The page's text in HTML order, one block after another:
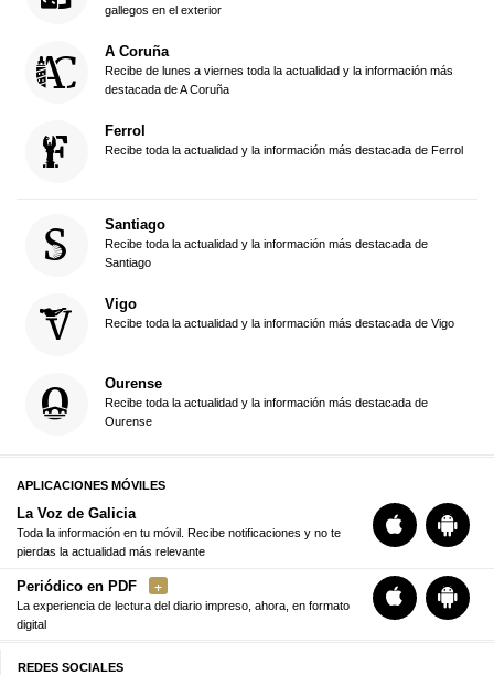
gallegos en el exterior
A Coruña
Recibe de lunes a viernes toda la actualidad y la información más
destacada de A Coruña
Ferrol
Recibe toda la actualidad y la información más destacada de Ferrol
Santiago
Recibe toda la actualidad y la información más destacada de
Santiago
Vigo
Recibe toda la actualidad y la información más destacada de Vigo
Ourense
Recibe toda la actualidad y la información más destacada de
Ourense
APLICACIONES MÓVILES
La Voz de Galicia
Toda la información en tu móvil. Recibe notificaciones y no te
pierdas la actualidad más relevante
Periódico en PDF
La experiencia de lectura del diario impreso, ahora, en formato
digital
REDES SOCIALES